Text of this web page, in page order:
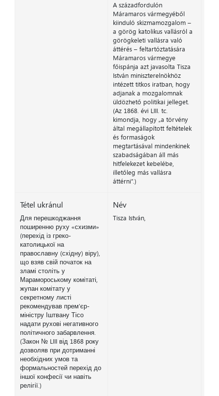
A századfordulón
Máramaros vármegyéből
kiinduló skizmamozgalom –
a görög katolikus vallásról a
görögkeleti vallásra való
áttérés – feltartóztatására
Máramaros vármegye
főispánja azt javasolta Tisza
István miniszterelnökhöz
intézett titkos iratban, hogy
adjanak a mozgalomnak
üldözhető politikai jelleget.
(Az 1868. évi LIII. tc.
kimondja, hogy „a törvény
által megállapított feltételek
és formaságok
megtartásával mindenkinek
szabadságában áll más
hitfelekezet kebelébe,
illetőleg más vallásra
áttérni”.)
Tétel ukránul
Для перешкоджання
поширенню руху «схизми»
(перехід із греко-
католицької на
православну (східну) віру),
що взяв свій початок на
зламі століть у
Марамороському комітаті,
жупан комітату у
секретному листі
рекомендував прем’єр-
міністру Іштвану Тісо
надати рухові негативного
політичного забарвлення.
(Закон № LIII від 1868 року
дозволяв при дотриманні
необхідних умов та
формальностей перехід до
іншої конфесії чи навіть
релігії.)
Név
Tisza István,